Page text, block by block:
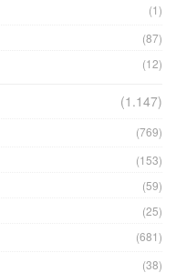
(1)
(87)
(12)
(1.147)
(769)
(153)
(59)
(25)
(681)
(38)